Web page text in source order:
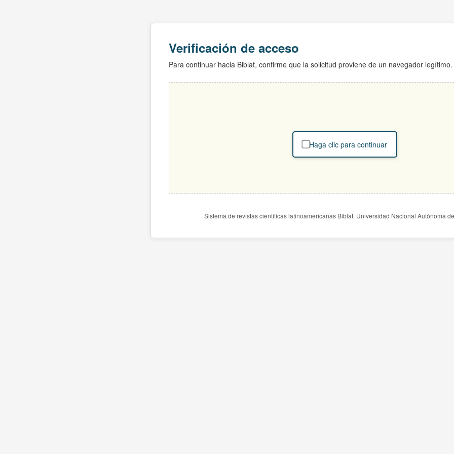
Verificación de acceso
Para continuar hacia Biblat, confirme que la solicitud proviene de un navegador legítimo.
Haga clic para continuar
Sistema de revistas científicas latinoamericanas Biblat. Universidad Nacional Autónoma